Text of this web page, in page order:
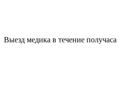
Выезд медика в течение получаса